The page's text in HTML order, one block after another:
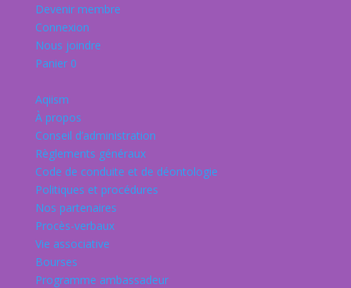
Devenir membre
Connexion
Nous joindre
Panier 0
Aqiism
À propos
Conseil d’administration
Règlements généraux
Code de conduite et de déontologie
Politiques et procédures
Nos partenaires
Procès-verbaux
Vie associative
Bourses
Programme ambassadeur